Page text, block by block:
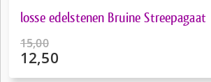
losse edelstenen Bruine Streepagaat
15,00
Oorspronkelijke
12,50